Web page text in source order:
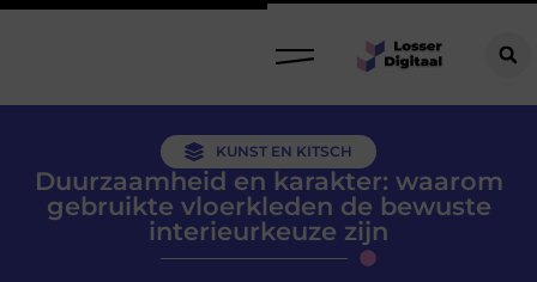
KUNST EN KITSCH
Duurzaamheid en karakter: waarom
gebruikte vloerkleden de bewuste
interieurkeuze zijn